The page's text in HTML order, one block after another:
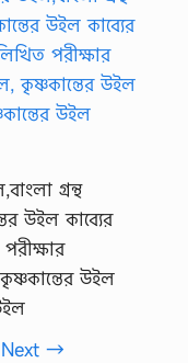
গ্রন্থ
উইল কাব্যের
উইল
Next →